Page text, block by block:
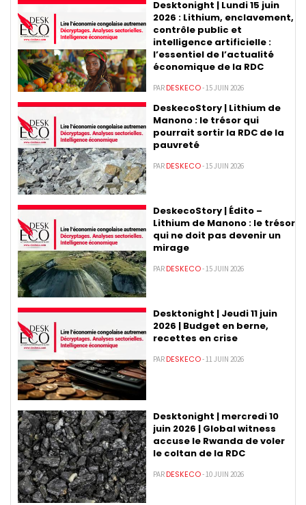
Desktonight | Lundi 15 juin
2026 : Lithium, enclavement,
contrôle public et
intelligence artificielle :
l’essentiel de l’actualité
économique de la RDC
PAR DESKECO- 15 JUIN 2026
DeskecoStory | Lithium de
Manono : le trésor qui
pourrait sortir la RDC de la
pauvreté
PAR DESKECO- 15 JUIN 2026
DeskecoStory | Édito –
Lithium de Manono : le trésor
qui ne doit pas devenir un
mirage
PAR DESKECO- 15 JUIN 2026
Desktonight | Jeudi 11 juin
2026 | Budget en berne,
recettes en crise
PAR DESKECO- 11 JUIN 2026
Desktonight | mercredi 10
juin 2026 | Global witness
accuse le Rwanda de voler
le coltan de la RDC
PAR DESKECO- 10 JUIN 2026